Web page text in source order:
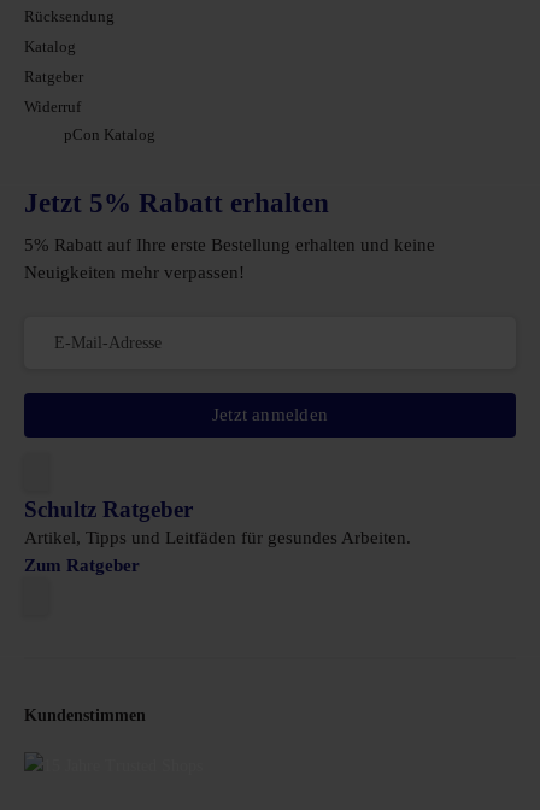
Rücksendung
Katalog
Ratgeber
Widerruf
pCon Katalog
Jetzt 5% Rabatt erhalten
5% Rabatt auf Ihre erste Bestellung erhalten und keine
Neuigkeiten mehr verpassen!
Jetzt anmelden
Schultz Ratgeber
Artikel, Tipps und Leitfäden für gesundes Arbeiten.
Zum Ratgeber
Kundenstimmen